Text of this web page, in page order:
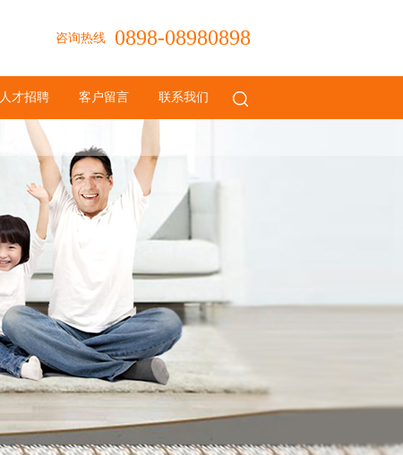
咨询热线 0898-08980898
人才招聘 客户留言 联系我们